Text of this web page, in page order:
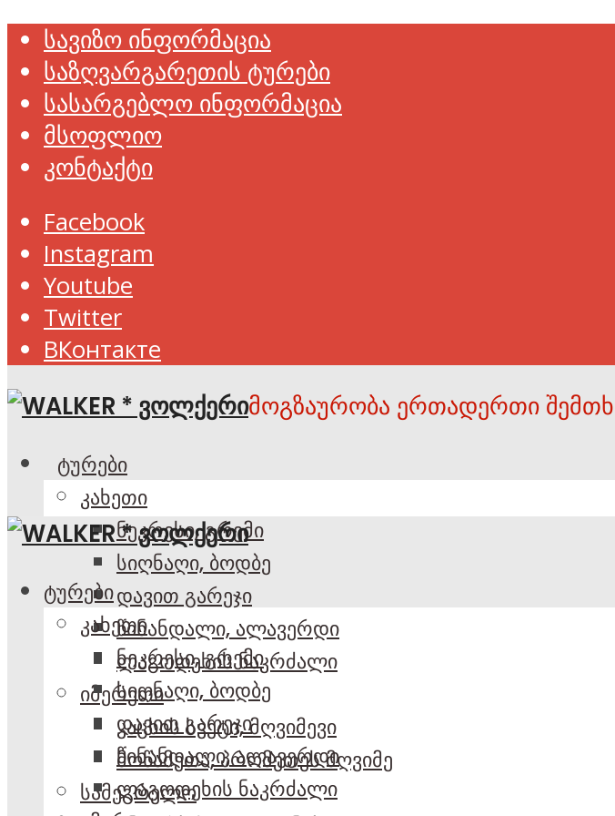
სავიზო ინფორმაცია
საზღვარგარეთის ტურები
სასარგებლო ინფორმაცია
მსოფლიო
კონტაქტი
Facebook
Instagram
Youtube
Twitter
ВКонтакте
მოგზაურობა ერთადერთი
ტურები
კახეთი
ნეკრესი, გრემი
სიღნაღი, ბოდბე
დავით გარეჯი
წინანდალი, ალავერდი
ლაგოდეხის ნაკრძალი
იმერეთი
კაცხის სვეტი, მღვიმევი
მოწამეთა, პრომეთეს მღვიმე
სამეგრელო
ტურები
კახეთი
ნეკრესი, გრემი
სიღნაღი, ბოდბე
დავით გარეჯი
წინანდალი, ალავერდი
ლაგოდეხის ნაკრძალი